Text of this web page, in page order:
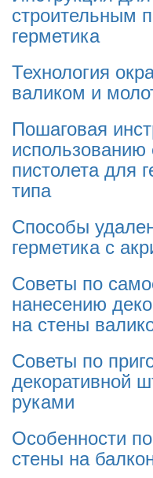
строительным
герметика
Технология
валиком и
Пошаговая
использованию
пистолета для
типа
Способы
герметика с
Советы по
нанесению
на стены
Советы по
декоративной
руками
Особенности
стены на